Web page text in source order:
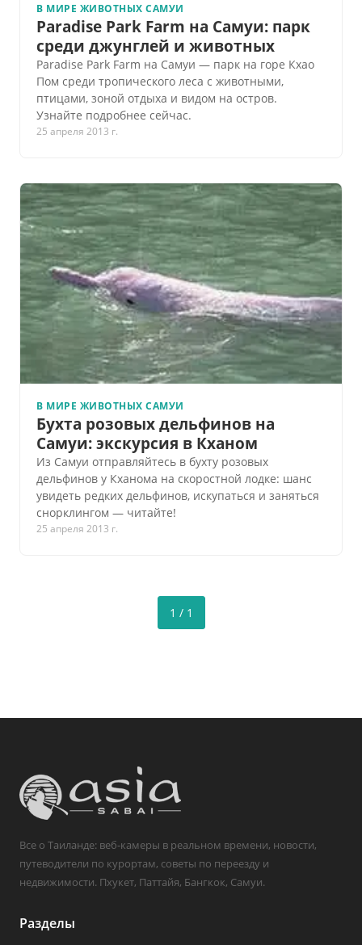
В МИРЕ ЖИВОТНЫХ САМУИ
Paradise Park Farm на Самуи: парк
среди джунглей и животных
Paradise Park Farm на Самуи — парк на горе Кхао
Пом среди тропического леса с животными,
птицами, зоной отдыха и видом на остров.
Узнайте подробнее сейчас.
25 апреля 2013 г.
В МИРЕ ЖИВОТНЫХ САМУИ
Бухта розовых дельфинов на
Самуи: экскурсия в Кханом
Из Самуи отправляйтесь в бухту розовых
дельфинов у Кханома на скоростной лодке: шанс
увидеть редких дельфинов, искупаться и заняться
снорклингом — читайте!
25 апреля 2013 г.
1 / 1
Все о Таиланде: веб-камеры в реальном времени, новости,
путеводители по курортам, советы по переезду и
недвижимости. Пхукет, Паттайя, Бангкок, Самуи.
Разделы